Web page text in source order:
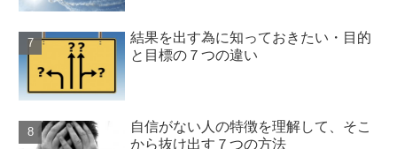
結果を出す為に知っておきたい・目的
と目標の７つの違い
自信がない人の特徴を理解して、そこ
から抜け出す７つの方法